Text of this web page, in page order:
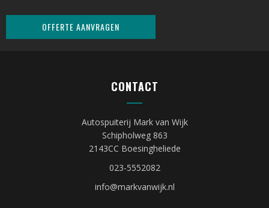
OFFERTE AANVRAGEN
CONTACT
Autospuiterij Mark van Wijk
Schipholweg 863
2143CC Boesingheliede
023-5552082
info@markvanwijk.nl